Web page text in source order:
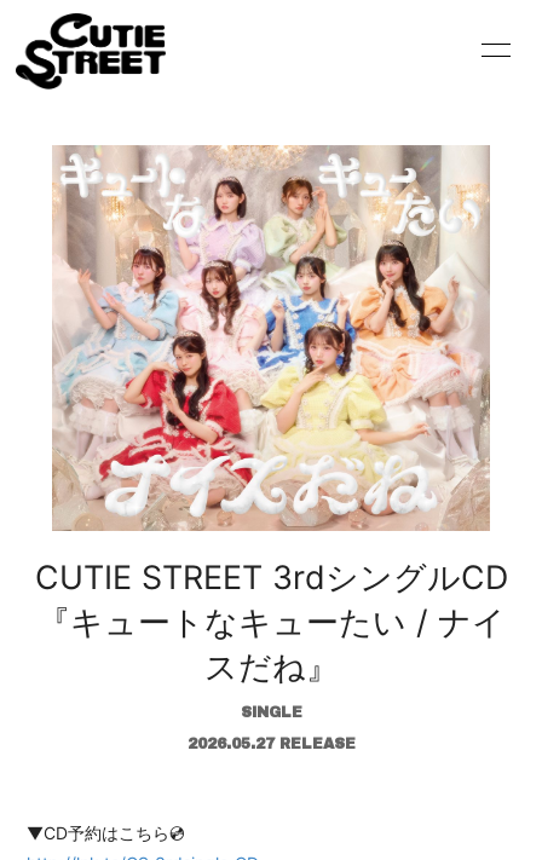
SCHEDULE PROFILE
VIDEO DISCOGRAPHY
GOODS CONTACT
BLOG MOVIE
RADIO PHOTO
Q&A
会員登録 ログイン
CUTIE STREET 3rdシングルCD
『キュートなキューたい / ナイ
スだね』
SINGLE
2026.05.27 RELEASE
▼CD予約はこちら💿